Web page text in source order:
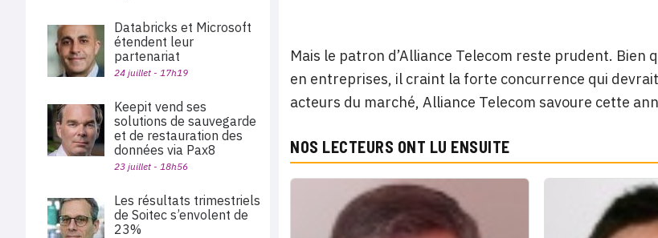
Mais le patron d’Alliance Telecom reste prudent. Bien
en entreprises, il craint la forte concurrence qui
acteurs du marché, Alliance Telecom savoure cette
NOS LECTEURS ONT LU ENSUITE
Databricks et Microsoft
étendent leur
partenariat
24 juillet - 17h19
Keepit vend ses
solutions de sauvegarde
et de restauration des
données via Pax8
23 juillet - 18h56
Les résultats trimestriels
de Soitec s’envolent de
23%